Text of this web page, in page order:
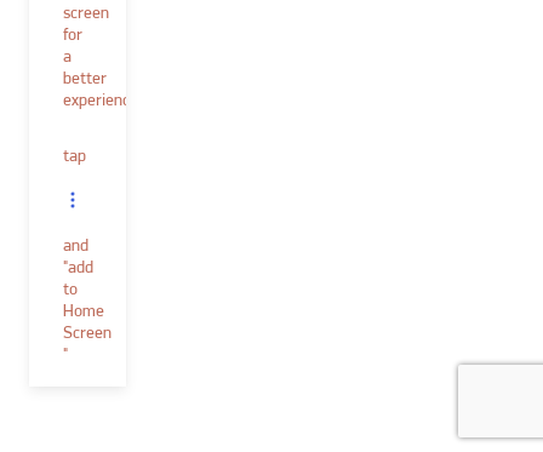
screen
for
a
better
experience.
tap
and
"add
to
Home
Screen
"